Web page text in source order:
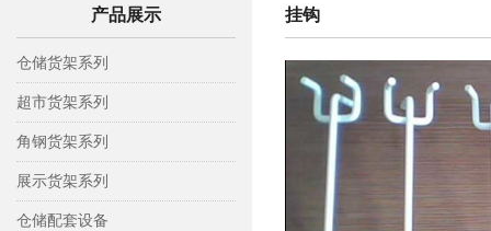
产品展示
仓储货架系列
轻型仓储货架
中A型仓储货架
中B型仓储货架
重型仓储货架
超市货架系列
背网超市货架
背板超市货架
背孔超市货架
角钢货架系列
木层板货架
钢层板货架
展示货架系列
彩铝展示架
仓储配套设备
挂钩